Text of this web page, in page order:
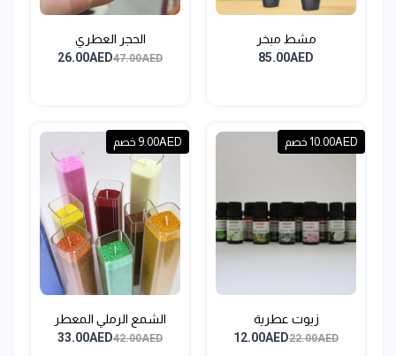
مشط مبخر
85.00AED
الحجر العطري
47.00AED
26.00AED
10.00AED خصم
زيوت عطرية
22.00AED
12.00AED
9.00AED خصم
الشمع الرملي المعطر
42.00AED
33.00AED